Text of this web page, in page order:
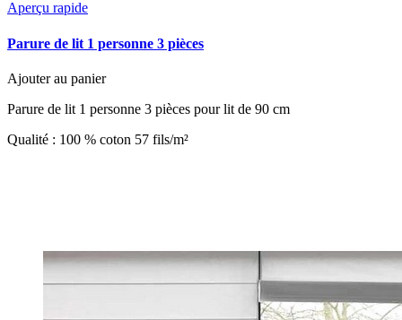
Aperçu rapide
Parure de lit 1 personne 3 pièces
Ajouter au panier
Parure de lit 1 personne 3 pièces pour lit de 90 cm
Qualité : 100 % coton 57 fils/m²